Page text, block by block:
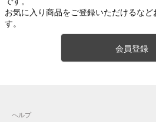
お気に入り商品をご登録いただけるなど
す。
会員登録
ヘルプ